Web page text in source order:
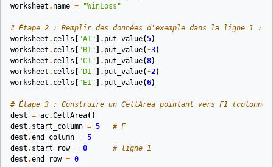
worksheet . name = "WinLoss"
# Étape 2 : Remplir des données d'exemple dans la ligne 1 :
worksheet . cells "A1" . put_value(5)
worksheet . cells "B1" . put_value( -3)
worksheet . cells "C1" . put_value(8)
worksheet . cells "D1" . put_value( -2)
worksheet . cells "E1" . put_value(6)
# Étape 3 : Construire un CellArea pointant vers F1
dest = ac.CellArea()
dest . start_column = 5
# F
dest .end_column = 5
dest . start_row = 0
# ligne 1
dest .end_row = 0